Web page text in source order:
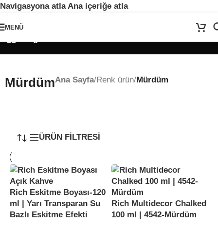
Navigasyona atlaAna içeriğe atla
🚨ÖNEMLİ DUYURU: Sektörel sezon çalışma takvimimiz nedeniyle24
Sitemizden sipariş vermeye devam edebilirsiniz; tüm kargolarınız25
MENÜ
MürdümAna Sayfa/Renk ürün/Mürdüm
ÜRÜN FİLTRESİ
Rich Eskitme Boyası-120
ml | Yarı Transparan Su
Bazlı Eskitme Efekti
Rich Multidecor Chalked
100 ml | 4542-Mürdüm